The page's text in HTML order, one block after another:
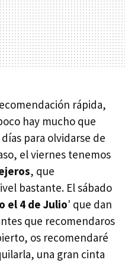
rápida,
hay mucho que
para olvidarse de
el viernes tenemos
, que
bastante. El sábado
el 4 de Julio' que dan
que recomendaros
os recomendaré
una gran cinta